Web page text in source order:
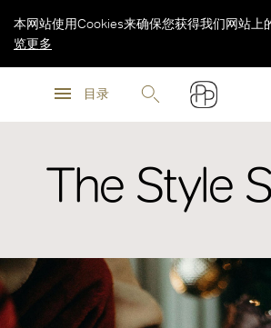
目录
本网站使用Cookies来确保您获得我们网站上
览更多
The Style